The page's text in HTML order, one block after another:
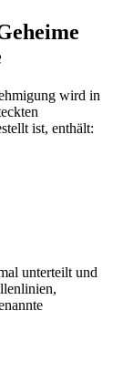
wird in
ist, enthält:
unterteilt und